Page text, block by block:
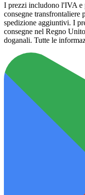
I prezzi includono l'IVA e
consegne transfrontaliere
spedizione aggiuntivi. I
consegne nel Regno
doganali. Tutte le